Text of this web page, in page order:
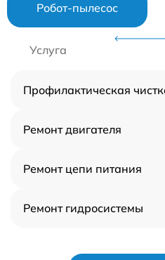
Робот-пылесос
Услуга
Профилактическая
Ремонт двигателя
Ремонт цепи питания
Ремонт гидросистемы